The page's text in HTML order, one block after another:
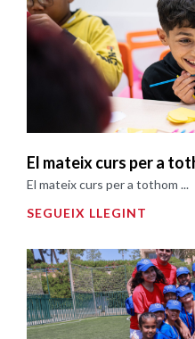
El mateix curs per a
El mateix curs per a tothom ...
SEGUEIX LLEGINT